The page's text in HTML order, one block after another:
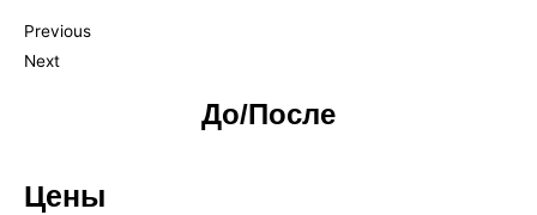
Previous
Next
До/После
Цены